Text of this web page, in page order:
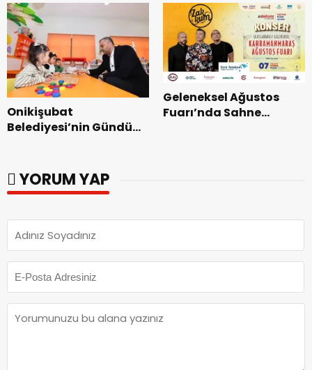
Onikişubat
Belediyesi’nin Gündüz
başladı.
Geleneksel Ağustos
Fuarı’nda Sahne
YORUM YAP